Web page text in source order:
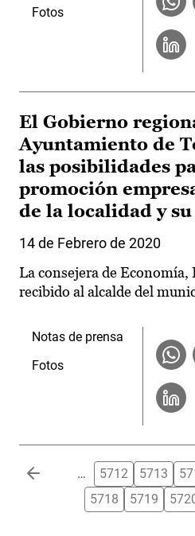
Fotos
El Gobierno
Ayuntamiento de
las posibilidades
promoción
de la localidad y
14 de Febrero de 2020
La consejera de Economía,
recibido al alcalde del
Notas de prensa
Fotos
Paginación … 5712 5713
5718
5719